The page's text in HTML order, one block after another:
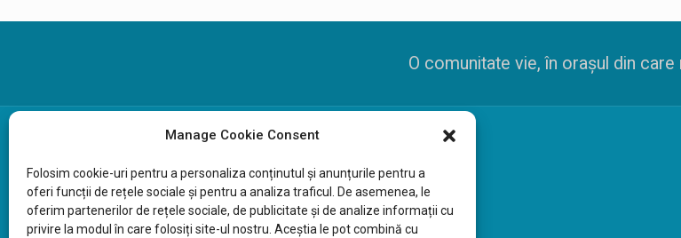
Manage Cookie Consent
Folosim cookie-uri pentru a personaliza conținutul și anunțurile pentru a
oferi funcții de rețele sociale și pentru a analiza traficul. De asemenea, le
oferim partenerilor de rețele sociale, de publicitate și de analize informații cu
privire la modulîn care folosiți site-ul nostru. Aceștia le potcombină cu
O comunitate vie, în orașul din care
Fundația Comunitară Sibiu, CIF 30885877
Pentru donații:
RO72RNCB0227130116020001 deschis la BCR Sibiu